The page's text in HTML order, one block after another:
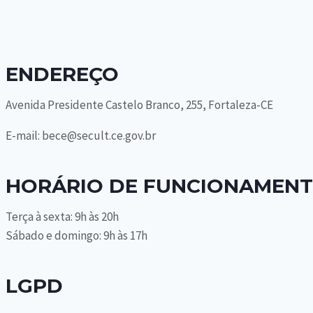
ENDEREÇO
Avenida Presidente Castelo Branco, 255, Fortaleza-CE
E-mail: bece@secult.ce.gov.br
HORÁRIO DE
Terça à sexta: 9h às 20h
Sábado e domingo: 9h às 17h
LGPD